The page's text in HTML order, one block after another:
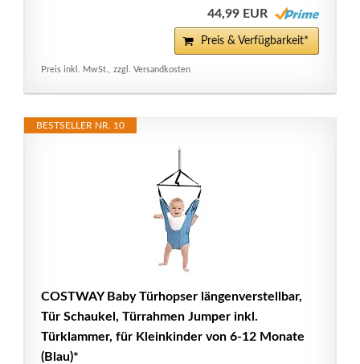
44,99 EUR
Preis & Verfügbarkeit*
Preis inkl. MwSt., zzgl. Versandkosten
BESTSELLER NR. 10
COSTWAY Baby Türhopser längenverstellbar,
Tür Schaukel, Türrahmen Jumper inkl.
Türklammer, für Kleinkinder von 6-12 Monate
(Blau)*